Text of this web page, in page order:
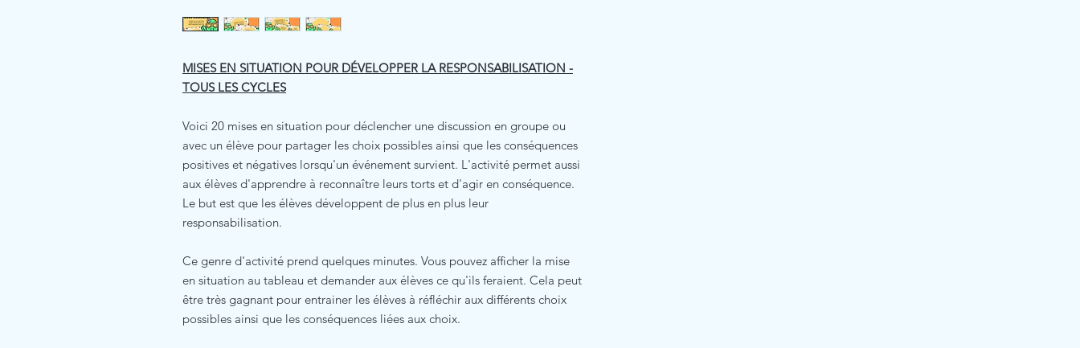
MISES EN SITUATION POUR DÉVELOPPER LA RESPONSABILISATION -
TOUS LES CYCLES
Voici 20 mises en situation pour déclencher une discussion en groupe ou
avec un élève pour partager les choix possibles ainsi que les conséquences
positives et négatives lorsqu'un événement survient. L'activité permet aussi
aux élèves d'apprendre à reconnaître leurs torts et d'agir en conséquence.
Le but est que les élèves développent de plus en plus leur
responsabilisation.
Ce genre d'activité prend quelques minutes. Vous pouvez afficher la mise
en situation au tableau et demander aux élèves ce qu'ils feraient. Cela peut
être très gagnant pour entrainer les élèves à réfléchir aux différents choix
possibles ainsi que les conséquences liées aux choix.